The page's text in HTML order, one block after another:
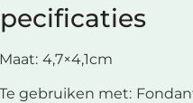
Maat: 4,7×4,1cm
Te gebruiken met: